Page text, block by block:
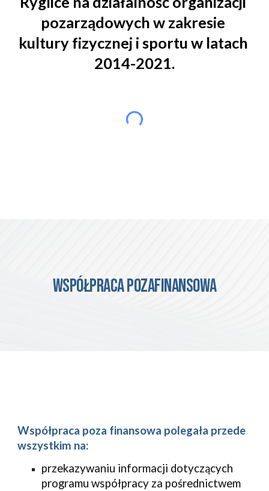
pozarządowych w zakresie
kultury fizycznej i sportu w latach
2014-2021.
współpraca pozafinansowa
Współpraca poza finansowa polegała przede
wszystkim na:
przekazywaniu informacji dotyczących
programu współpracy za pośrednictwem